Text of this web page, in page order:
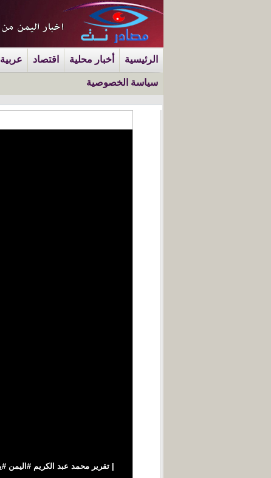
الرئيسية أخبار محلية اقتصاد
سياسة الخصوصية